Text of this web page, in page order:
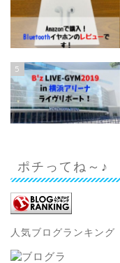
5
ポチってね～♪
人気ブログランキング